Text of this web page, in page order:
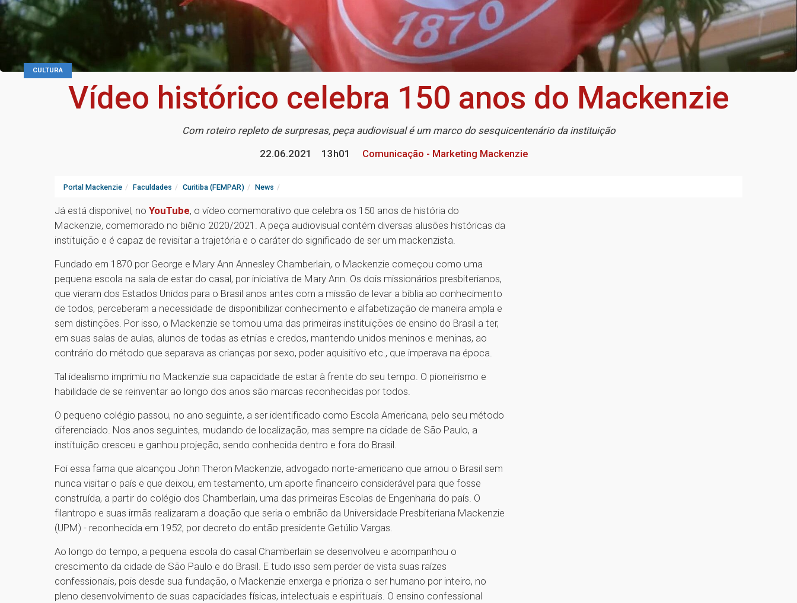
CULTURA
Vídeo histórico celebra 150 anos do Mackenzie
Com roteiro repleto de surpresas, peça audiovisual é um marco do sesquicentenário da instituição
22.06.2021
13h01 Comunicação - Marketing Mackenzie
Portal Mackenzie Faculdades Curitiba (FEMPAR) News
Já está disponível, no YouTube, o vídeo comemorativo que celebra os 150 anos de história do
Mackenzie, comemorado no biênio 2020/2021. A peça audiovisual contém diversas alusões históricas da
instituição e é capaz de revisitar a trajetória e o caráter do significado de ser um mackenzista.
Fundado em 1870 por George e Mary Ann Annesley Chamberlain, o Mackenzie começou como uma
pequena escola na sala de estar do casal, por iniciativa de Mary Ann. Os dois missionários presbiterianos,
que vieram dos Estados Unidos para o Brasil anos antes com a missão de levar a bíblia ao conhecimento
de todos, perceberam a necessidade de disponibilizar conhecimento e alfabetização de maneira ampla e
sem distinções. Por isso, o Mackenzie se tornou uma das primeiras instituições de ensino do Brasil a ter,
em suas salas de aulas, alunos de todas as etnias e credos, mantendo unidos meninos e meninas, ao
contrário do método que separava as crianças por sexo, poder aquisitivo etc., que imperava na época.
Tal idealismo imprimiu no Mackenzie sua capacidade de estar à frente do seu tempo. O pioneirismo e
habilidade de se reinventar ao longo dos anos são marcas reconhecidas por todos.
O pequeno colégio passou, no ano seguinte, a ser identificado como Escola Americana, pelo seu método
diferenciado. Nos anos seguintes, mudando de localização, mas sempre na cidade de São Paulo, a
instituição cresceu e ganhou projeção, sendo conhecida dentro e fora do Brasil.
Foi essa fama que alcançou John Theron Mackenzie, advogado norte-americano que amou o Brasil sem
nunca visitar o país e que deixou, em testamento, um aporte financeiro considerável para que fosse
construída, a partir do colégio dos Chamberlain, uma das primeiras Escolas de Engenharia do país. O
filantropo e suas irmãs realizaram a doação que seria o embrião da Universidade Presbiteriana Mackenzie
(UPM) - reconhecida em 1952, por decreto do então presidente Getúlio Vargas.
Ao longo do tempo, a pequena escola do casal Chamberlain se desenvolveu e acompanhou o
crescimento da cidade de São Paulo e do Brasil. E tudo isso sem perder de vista suas raízes
confessionais, pois desde sua fundação, o Mackenzie enxerga e prioriza o ser humano por inteiro, no
pleno desenvolvimento de suas capacidades físicas, intelectuais e espirituais. O ensino confessional